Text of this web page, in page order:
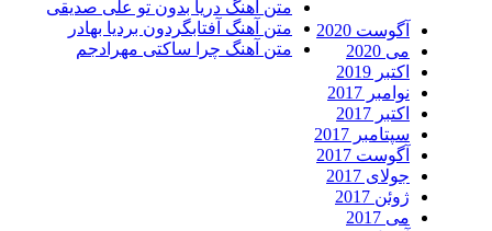
متن آهنگ دریا بدون تو علی صدیقی
متن آهنگ آفتابگردون بردیا بهادر
متن آهنگ چرا ساکتی مهرادجم
آگوست 2020
می 2020
اکتبر 2019
نوامبر 2017
اکتبر 2017
سپتامبر 2017
آگوست 2017
جولای 2017
ژوئن 2017
می 2017